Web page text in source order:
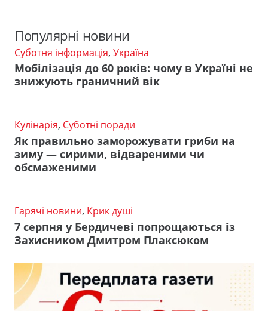
Популярні новини
Суботня інформація, Україна
Мобілізація до 60 років: чому в Україні не
знижують граничний вік
Кулінарія, Суботні поради
Як правильно заморожувати гриби на
зиму — сирими, відвареними чи
обсмаженими
Гарячі новини, Крик душі
7 серпня у Бердичеві попрощаються із
Захисником Дмитром Плаксюком